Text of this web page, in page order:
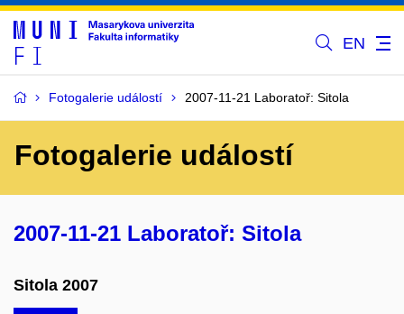
EN
Fotogalerie událostí 2007-11-21 Laboratoř: Sitola
Fotogalerie událostí
2007-11-21 Laboratoř: Sitola
Sitola 2007